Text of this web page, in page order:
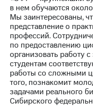
капитал
Контроль
и
аудит
Рынок
акций
Описание
Программа
приобретения
Порядок
в нем обучаются
Мы заинтересованы,
представление о
профессий.
по предоставлению
организовать работу
студентам
работы со сложными
того, познакомит
задачами реального
Сибирского